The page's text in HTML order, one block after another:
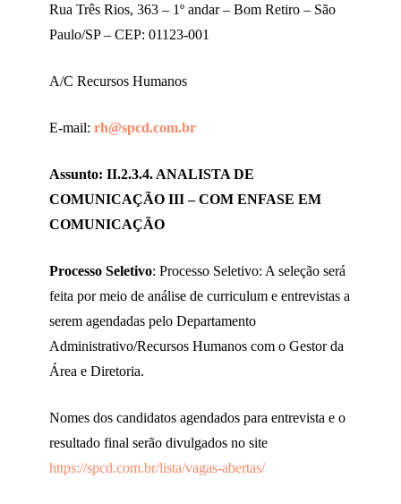
Rua Três Rios, 363 – 1º andar – Bom Retiro – São
Paulo/SP – CEP: 01123-001
A/C Recursos Humanos
E-mail: rh@spcd.com.br
Assunto: II.2.3.4. ANALISTA DE
COMUNICAÇÃO III – COM ENFASE EM
COMUNICAÇÃO
Processo Seletivo: Processo Seletivo: A seleção será
feita por meio de análise de curriculum e entrevistas a
serem agendadas pelo Departamento
Administrativo/Recursos Humanos com o Gestor da
Área e Diretoria.
Nomes dos candidatos agendados para entrevista e o
resultado final serão divulgados no site
https://spcd.com.br/lista/vagas-abertas/